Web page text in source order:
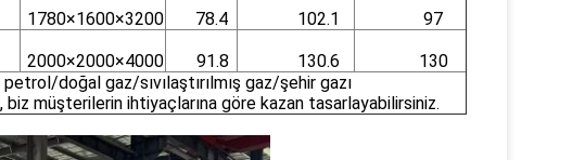
1780×1600×3200 78.4 102.1 97
2000×2000×4000 91.8 130.6
130
doğal gaz/sıvılaştırılmış gaz/şehir gazı
müşterilerin ihtiyaçlarına göre kazan tasarlayabilirsiniz.